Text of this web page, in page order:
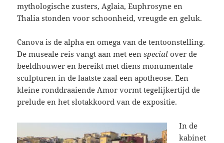
mythologische zusters, Aglaia, Euphrosyne en
Thalia stonden voor schoonheid, vreugde en geluk.
Canova is de alpha en omega van de tentoonstelling.
De museale reis vangt aan met eenspecial over de
beeldhouwer en bereikt met diens monumentale
sculpturen in de laatste zaal een apotheose. Een
kleine ronddraaiende Amor vormt tegelijkertijd de
prelude en het slotakkoord van de expositie.
In de
kabinet